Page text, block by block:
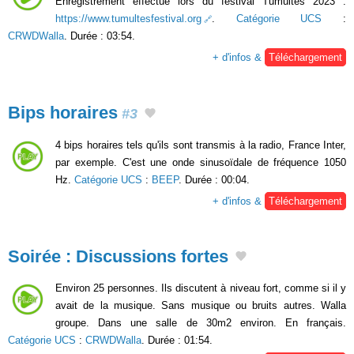
https://www.tumultesfestival.org
. Catégorie UCS :
CRWDWalla . Durée : 03:54.
+ d'infos &
Téléchargement
Bips horaires #3
4 bips horaires tels qu'ils sont transmis à la radio, France Inter,
par exemple. C'est une onde sinusoïdale de fréquence 1050
Hz. Catégorie UCS : BEEP. Durée : 00:04.
+ d'infos &
Téléchargement
Soirée : Discussions fortes
Environ 25 personnes. Ils discutent à niveau fort, comme si il y
avait de la musique. Sans musique ou bruits autres. Walla
groupe. Dans une salle de 30m2 environ. En français.
Catégorie UCS : CRWDWalla. Durée : 01:54.